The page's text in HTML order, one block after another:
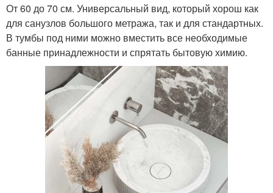
От 60 до 70 см. Универсальный вид, который хорош как
для санузлов большого метража, так и для стандартных.
В тумбы под ними можно вместить все необходимые
банные принадлежности и спрятать бытовую химию.